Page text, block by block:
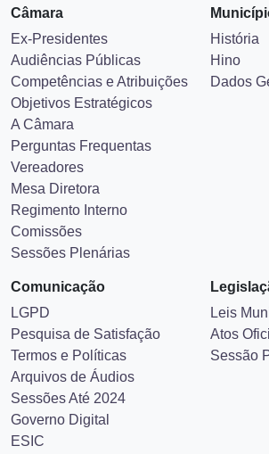
Câmara
Ex-Presidentes
Audiências Públicas
Competências e Atribuições
Objetivos Estratégicos
A Câmara
Perguntas Frequentas
Vereadores
Mesa Diretora
Regimento Interno
Comissões
Sessões Plenárias
História
Hino
Dados
Comunicação
LGPD
Pesquisa de Satisfação
Termos e Políticas
Arquivos de Áudios
Sessões Até 2024
Governo Digital
ESIC
Leis
Atos
Sessão